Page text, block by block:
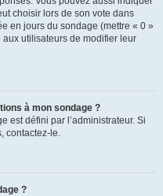
choisir lors de son vote dans
en jours du sondage (mettre « 0 »
utilisateurs de modifier leur
à mon sondage ?
est défini par l’administrateur. Si
contactez-le.
?